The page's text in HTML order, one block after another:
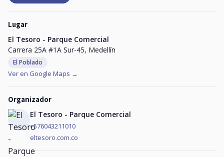
Lugar
El Tesoro - Parque Comercial
Carrera 25A #1A Sur-45, Medellín
El Poblado
Ver en Google Maps →
Organizador
El Tesoro - Parque Comercial
+576043211010
eltesoro.com.co